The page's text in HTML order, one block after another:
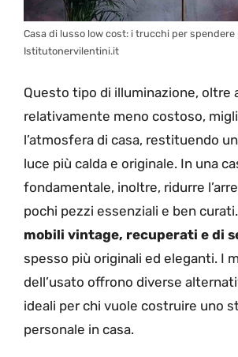
Casa di lusso low cost: i trucchi per spendere
Istitutonervilentini.it
Questo tipo di illuminazione, oltre
relativamente meno costoso,
l’atmosfera di casa, restituendo
luce più calda e originale. In una
fondamentale, inoltre, ridurre
pochi pezzi essenziali e ben
mobili vintage, recuperati e di
spesso più originali ed eleganti. I
dell’usato offrono diverse
ideali per chi vuole costruire uno
personale in casa.